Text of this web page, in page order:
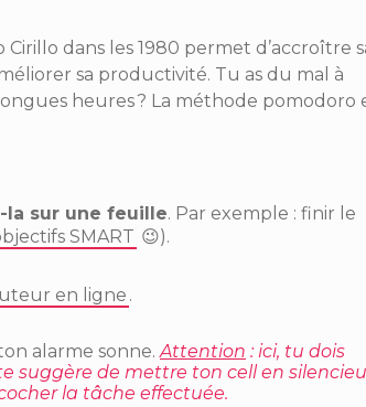
Cirillo dans les 1980 permet d’accroître
sa productivité. Tu as du mal à
heures ? La méthode pomodoro
sur une feuille. Par exemple : finir le
SMART 😉).
en ligne .
alarme sonne. Attention : ici, tu dois
suggère de mettre ton cell en
la tâche effectuée.